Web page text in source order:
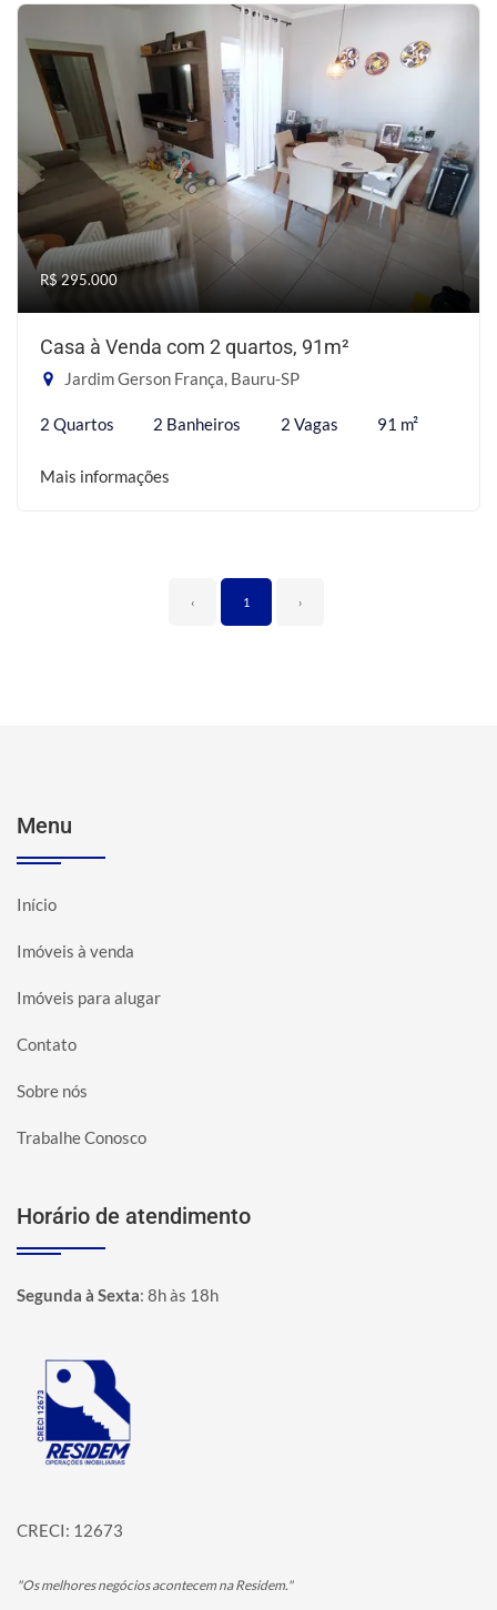
R$ 295.000
Casa à Venda com 2 quartos, 91m²
Jardim Gerson França, Bauru-SP
2 Quartos 2 Banheiros 2 Vagas 91 m²
Mais informações
‹ 1 ›
Menu
Início
Imóveis à venda
Imóveis para alugar
Contato
Sobre nós
Trabalhe Conosco
Horário de atendimento
Segunda à Sexta: 8h às 18h
Página inicial
CRECI: 12673
"Os melhores negócios acontecem na Residem."